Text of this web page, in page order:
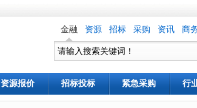
金融 资源 招标 采购 资讯 商
资源报价 招标投标 紧急采购 行